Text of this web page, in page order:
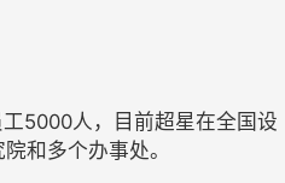
人，目前超星在全国设
和多个办事处。